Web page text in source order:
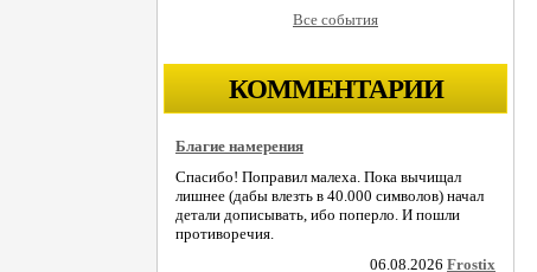
Все события
КОММЕНТАРИИ
Благие намерения
Спасибо! Поправил малеха. Пока вычищал
лишнее (дабы влезть в 40.000 символов) начал
детали дописывать, ибо поперло. И пошли
противоречия.
06.08.2026 Frostix